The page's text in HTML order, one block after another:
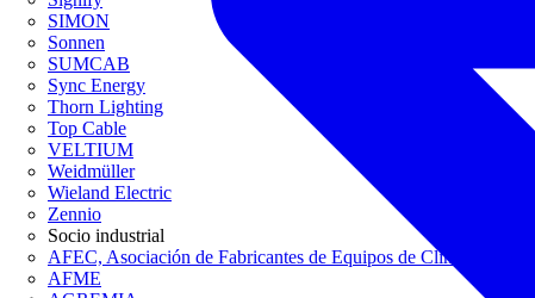
SIMON
Sonnen
SUMCAB
Sync Energy
Thorn Lighting
Top Cable
VELTIUM
Weidmüller
Wieland Electric
Zennio
Socio industrial
AFEC, Asociación de Fabricantes de Equipos de Climatización
AFME